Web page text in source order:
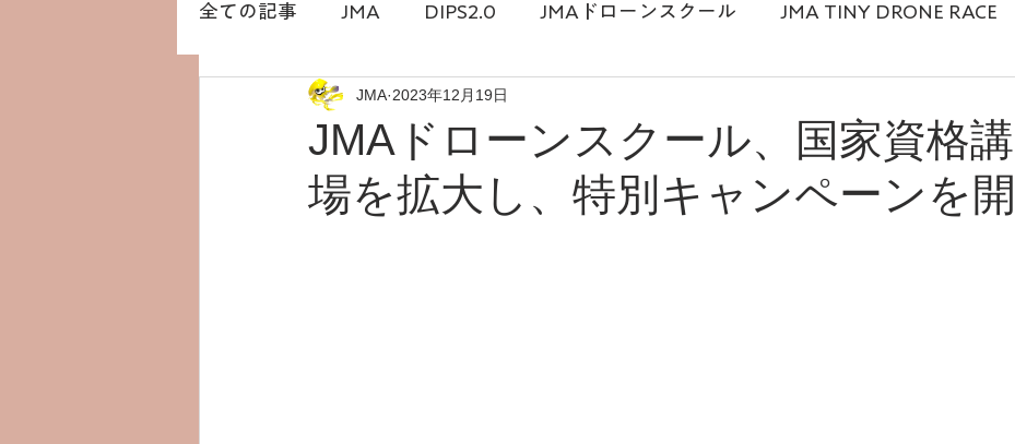
全ての記事 JMA DIPS2.0 JMAドローンスクール JMA TINY DRONE RACE
DRONESTATION 白石麻衣
橋本勇希 ドローン免許 ドローンショー 講演勉強会
JMAドローンスクール、国家資格
場を拡大し、特別キャンペーンを
JMA 2023年12月19日